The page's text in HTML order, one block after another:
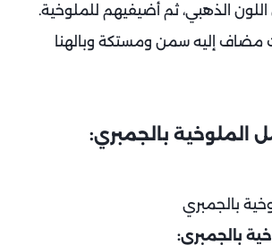
اللون الذهبي، ثم أضيفيهم للملوخية.
مضاف إليه سمن ومستكة وبالهنا
بالجمبري: